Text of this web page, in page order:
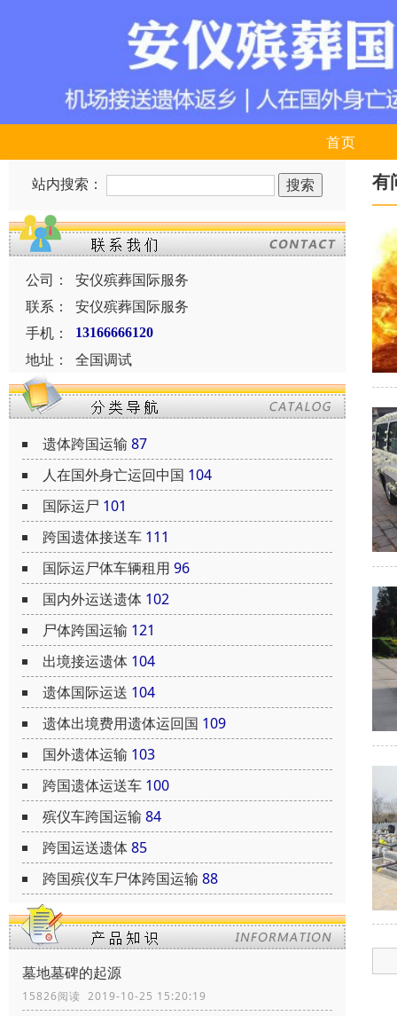
首页
站内搜索：
公司：
安仪殡葬国际服务
联系：
安仪殡葬国际服务
手机：
13166666120
地址： 全国调试
遗体跨国运输 87
人在国外身亡运回中国 104
国际运尸 101
跨国遗体接送车 111
国际运尸体车辆租用 96
国内外运送遗体 102
尸体跨国运输 121
出境接运遗体 104
遗体国际运送 104
遗体出境费用遗体运回国 109
国外遗体运输 103
跨国遗体运送车 100
殡仪车跨国运输 84
跨国运送遗体85
跨国殡仪车尸体跨国运输 88
墓地墓碑的起源
15826阅读 2019-10-25 15:20:19
有